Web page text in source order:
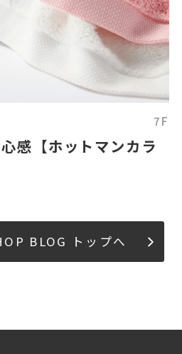
7F
感【ホットマンカラ
BLOG トップへ